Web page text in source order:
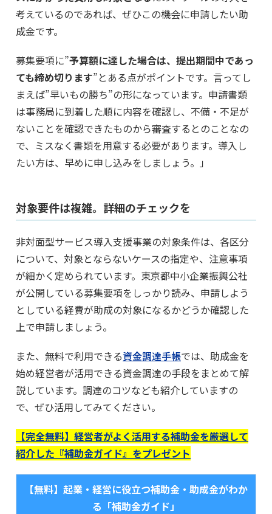
考えているのであれば、ぜひこの機会に申請したい助
成金です。
募集要項に”予算額に達した場合は、提出期間中であっ
ても締め切ります”とある点がポイントです。言ってし
まえば”早いもの勝ち”の形になっています。申請書類
は事務局に到着した順に内容を確認し、不備・不足が
ないことを確認できたものから審査するとのことなの
で、ミスなく書類を用意する必要があります。導入し
たい方は、早めに申し込みをしましょう。」
対象要件は複雑。詳細のチェックを
非対面型サービス導入支援事業の対象条件は、各区分
について、対象とならないケースの指定や、注意事項
が細かく定められています。東京都中小企業振興公社
が公開している募集要項をしっかり読み、申請しよう
としている経費が助成の対象になるかどうか確認した
上で申請しましょう。
また、無料で利用できる資金調達手帳では、助成金を
始め経営者が活用できる資金調達の手段をまとめて解
説しています。調達のコツなども紹介していますの
で、ぜひ活用してみてください。
【完全無料】経営者がよく活用する補助金を厳選して
紹介した『補助金ガイド』をプレゼント
【無料】起業・経営に役立つ補助金・助成金がわか
る「補助金ガイド」